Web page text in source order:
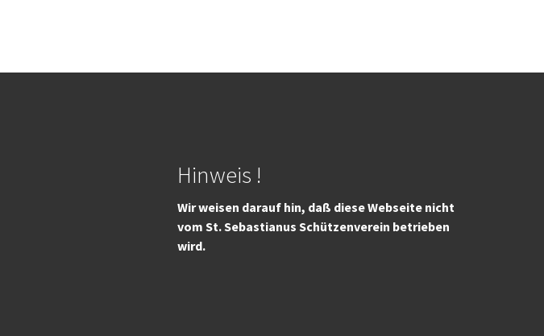
Hinweis !
Wir weisen darauf hin, daß diese Webseite nicht
vom St. Sebastianus Schützenverein betrieben
wird.